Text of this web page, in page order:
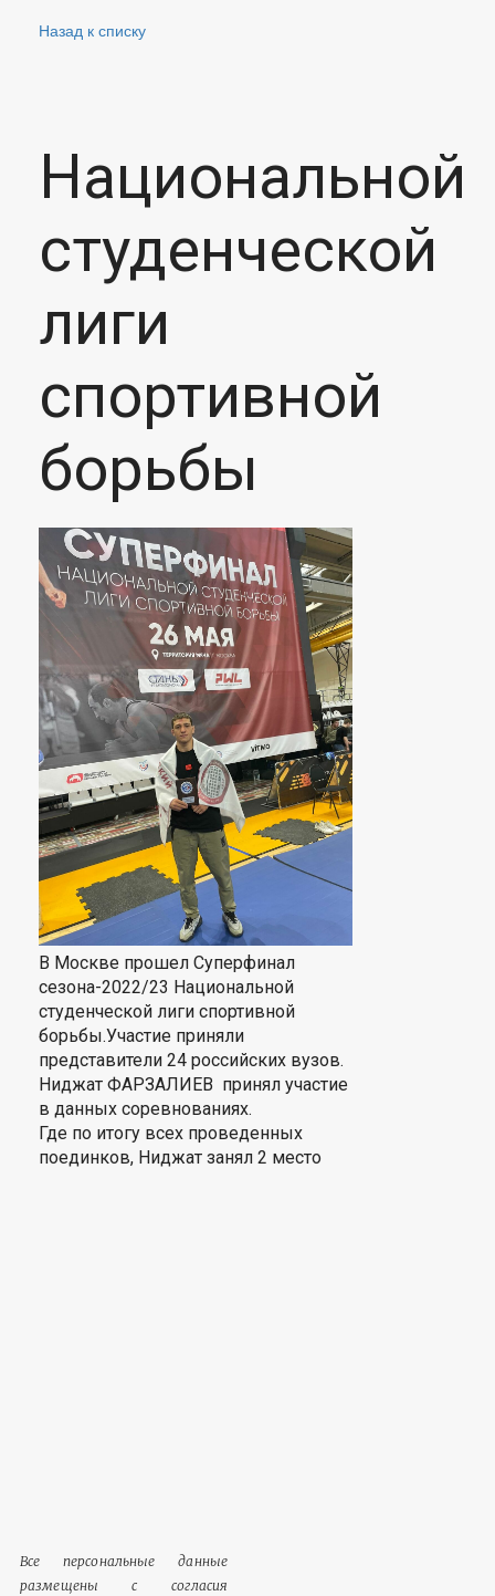
Назад к списку
Национальной
студенческой
лиги
спортивной
борьбы
В Москве прошел Суперфинал
сезона-2022/23 Национальной
студенческой лиги спортивной
борьбы.Участие приняли
представители 24 российских вузов.
Ниджат ФАРЗАЛИЕВ принял участие
в данных соревнованиях.
Где по итогу всех проведенных
поединков, Ниджат занял 2 место
Все персональные данные
размещены с согласия